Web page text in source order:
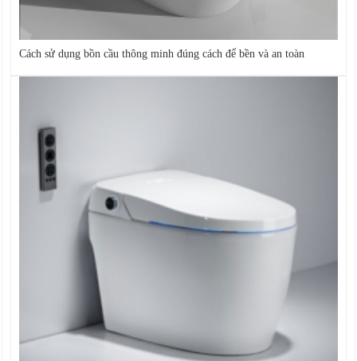
Cách sử dụng bồn cầu thông minh đúng cách để bền và an toàn